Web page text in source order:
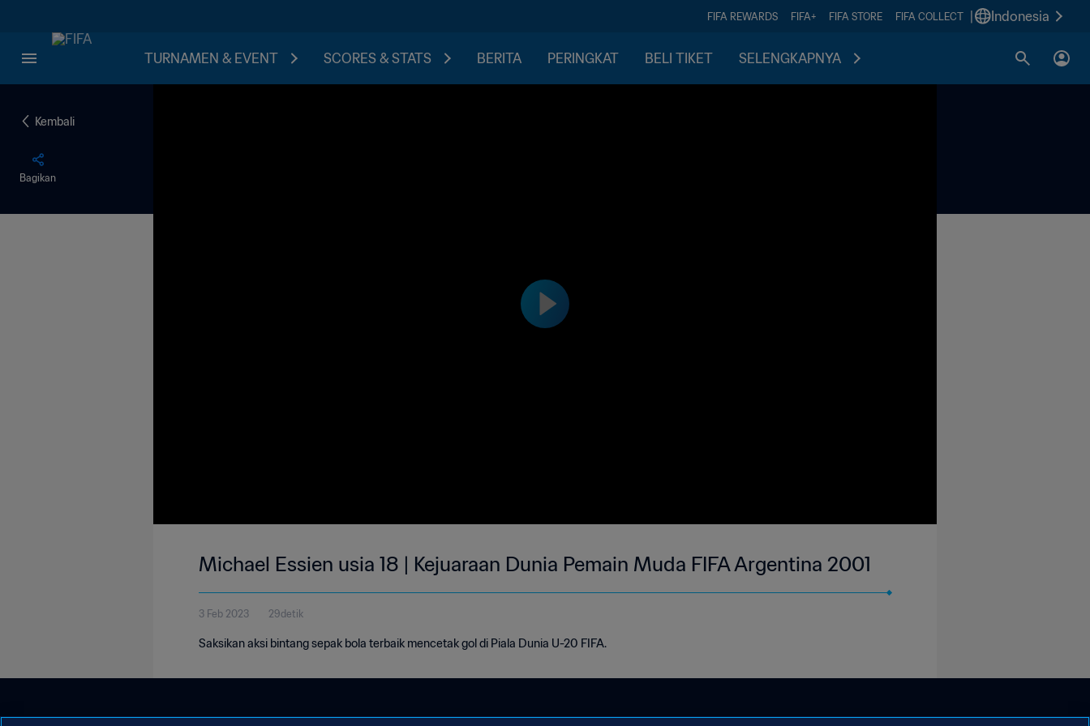
FIFA REWARDS FIFA+ FIFA STORE FIFA COLLECT Indonesia
TURNAMEN & EVENT SCORES & STATS BERITA PERINGKAT BELI TIKET SELENGKAPNYA
Kembali
Bagikan
Michael Essien usia 18 | Kejuaraan Dunia Pemain Muda FIFA Argentina 2001
3 Feb 2023 29detik
Saksikan aksi bintang sepak bola terbaik mencetak gol di Piala Dunia U-20 FIFA.